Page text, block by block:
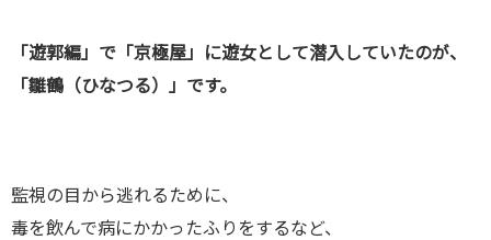
「遊郭編」で「京極屋」に遊女として潜入していたのが、
「雛鶴（ひなつる）」です。
監視の目から逃れるために、
毒を飲んで病にかかったふりをするなど、